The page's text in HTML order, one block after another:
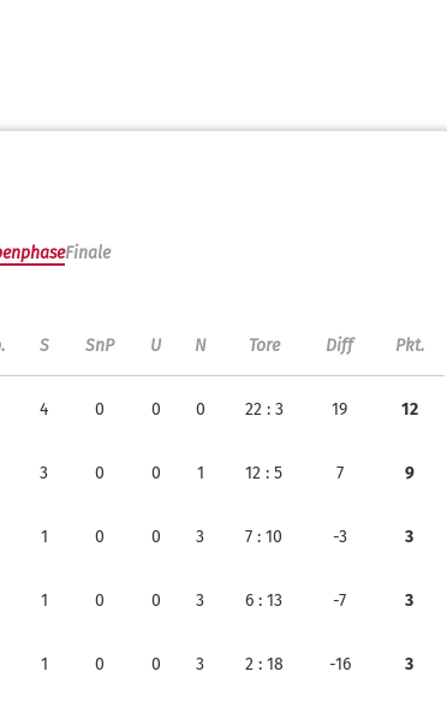
Finale
S SnP U N Tore Diff Pkt.
4 0 0 0 22: 3 19 12
3 0 0 1 12 : 5 7 9
1 0 0 3 7 : 10 -3 3
1 0 0 3 6 : 13 -7 3
1 0 0 3 2: 18 -16 3